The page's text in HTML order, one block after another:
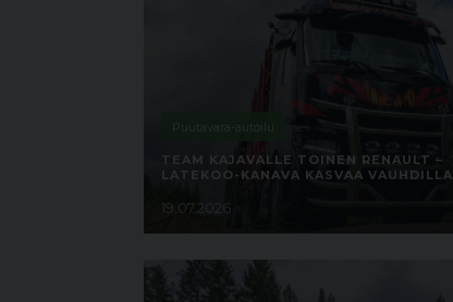
Puutavara-autoilu
TEAM KAJAVALLE TOINEN RENAULT –
LATEKOO-KANAVA KASVAA VAUHDILLA
19.07.2026